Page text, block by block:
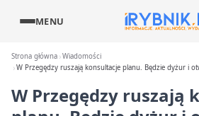
MENU
Strona główna Wiadomości
W Przegędzy ruszają konsultacje planu. Będzie dyżur i
W Przegędzy ruszają